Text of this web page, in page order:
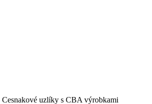
Cesnakové uzlíky s CBA výrobkami